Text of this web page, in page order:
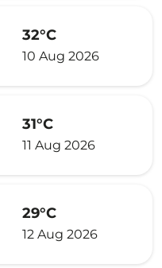
32°C
10 Aug 2026
31°C
11 Aug 2026
29°C
12 Aug 2026